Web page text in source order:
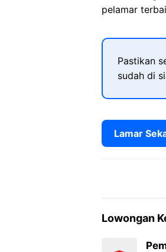
pelamar
Pastikan
sudah di
Lamar
Lowongan